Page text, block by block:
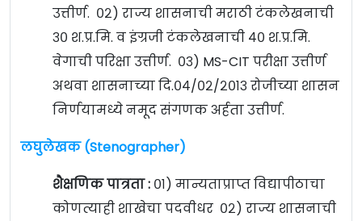
उत्तीर्ण. ०२) राज्य शासनाची मराठी टंकलेखनाची
३० श.प्र.मि. व इंग्रजी टंकलेखनाची ४० श.प्र.मि.
वेगाची परिक्षा उत्तीर्ण. ०३) MS-CIT परीक्षा उत्तीर्ण
अथवा शासनाच्या दि.०४/०२/२०१३ रोजीच्या शासन
निर्णयामध्ये नमूद संगणक अर्हता उत्तीर्ण.
लघुलेखक (Stenographer)
शैक्षणिक पात्रता : ०१) मान्यताप्राप्त विद्यापीठाचा
कोणत्याही शाखेचा पदवीधर ०२) राज्य शासनाची